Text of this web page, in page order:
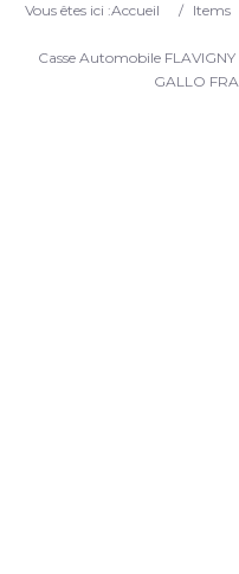
Vous êtes ici :Accueil / Items
Casse Automobile
GALLO